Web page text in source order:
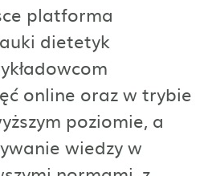
platforma
dietetyk
online oraz w trybie
poziomie, a
wiedzy w